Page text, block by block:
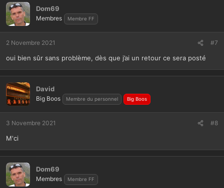
r
é
a
c
t
o
s
:
Dom69
Membres Membre FF
2 Novembre 2021 #7
oui bien sûr sans problème, dès que j’ai un retour ce sera posté
David
Big Boos Membre du personnel Big Boos
3 Novembre 2021 #8
M'ci
Dom69
Membres Membre FF